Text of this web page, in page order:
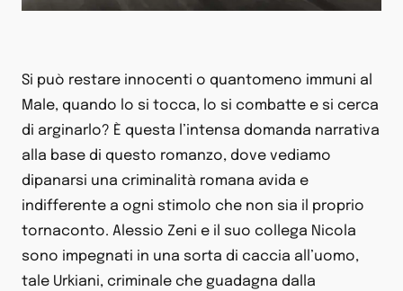
Si può restare innocenti o quantomeno immuni al
Male, quando lo si tocca, lo si combatte e si cerca
di arginarlo? È questa l’intensa domanda narrativa
alla base di questo romanzo, dove vediamo
dipanarsi una criminalità romana avida e
indifferente a ogni stimolo che non sia il proprio
tornaconto. Alessio Zeni e il suo collega Nicola
sono impegnati in una sorta di caccia all’uomo,
tale Urkiani, criminale che guadagna dalla